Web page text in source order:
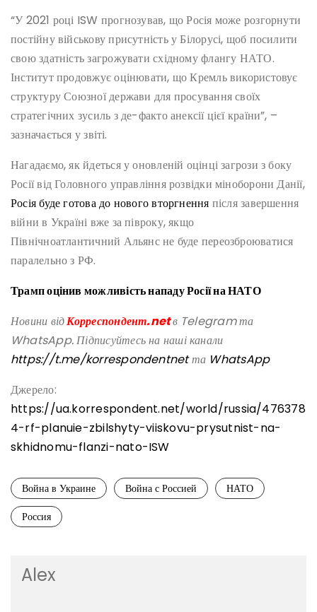
“У 2021 році ISW прогнозував, що Росія може розгорнути
постійну військову присутність у Білорусі, щоб посилити
свою здатність загрожувати східному флангу НАТО.
Інститут продовжує оцінювати, що Кремль використовує
структуру Союзної держави для просування своїх
стратегічних зусиль з де-факто анексії цієї країни”, –
зазначається у звіті.
Нагадаємо, як йдеться у оновленій оцінці загрози з боку
Росії від Головного управління розвідки міноборони Данії,
Росія буде готова до нового вторгнення після завершення
війни в Україні вже за півроку, якщо
Північноатлантичний Альянс не буде переозброюватися
паралельно з РФ.
Трамп оцінив можливість нападу Росії на НАТО
Новини відКорреспондент.netв Telegram та
WhatsApp. Підписуйтесь на наші канали
https://t.me/korrespondentnetта WhatsApp
Джерело:
https://ua.korrespondent.net/world/russia/476378
4-rf-planuie-zbilshyty-viiskovu-prysutnist-na-
skhidnomu-flanzi-nato-ISW
Война в Украине Война с Россией
НАТО
Россия
Alex